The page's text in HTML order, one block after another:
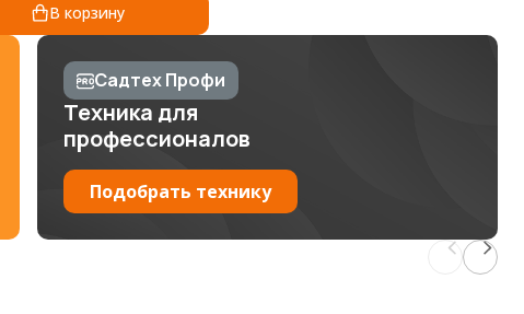
В корзину
Садтех Профи
Техника для
профессионалов
Подобрать технику